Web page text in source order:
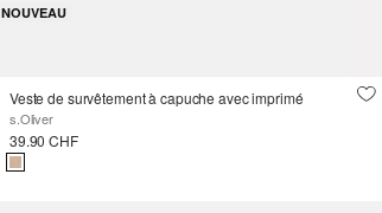
NOUVEAU
Veste de survêtement à capuche avec imprimé
s.Oliver
39.90 CHF